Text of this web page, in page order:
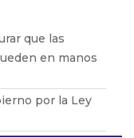
que las
en manos
por la Ley